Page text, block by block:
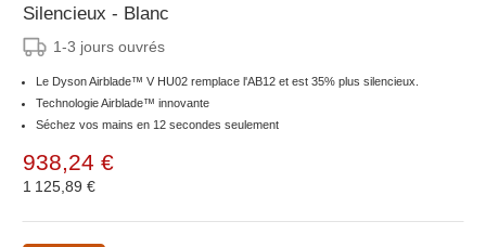
Silencieux - Blanc
1-3 jours ouvrés
Le Dyson Airblade™ V HU02 remplace l'AB12 et est 35% plus silencieux.
Technologie Airblade™ innovante
Séchez vos mains en 12 secondes seulement
938,24 €
1 125,89 €